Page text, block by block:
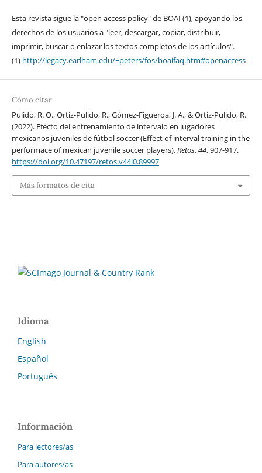
Esta revista sigue la "open access policy" de BOAI (1), apoyando los
derechos de los usuarios a "leer, descargar, copiar, distribuir,
imprimir, buscar o enlazar los textos completos de los artículos".
(1) http://legacy.earlham.edu/~peters/fos/boaifaq.htm#openaccess
Cómo citar
Pulido, R. O., Ortiz-Pulido, R., Gómez-Figueroa, J. A., & Ortiz-Pulido, R.
(2022). Efecto del entrenamiento de intervalo en jugadores
mexicanos juveniles de fútbol soccer (Effect of interval training in the
performace of mexican juvenile soccer players).Retos,44, 907-917.
https://doi.org/10.47197/retos.v44i0.89997
Más formatos de cita
Idioma
English
Español
Português
Información
Para lectores/as
Para autores/as